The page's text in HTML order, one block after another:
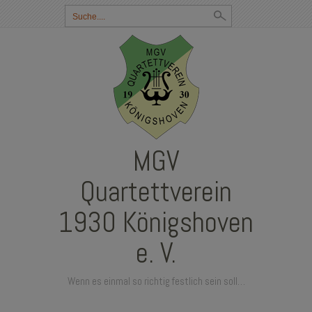
Suchbegriff
eingeben:
MGV
Quartettverein
1930 Königshoven
e. V.
Wenn es einmal so richtig festlich sein soll…